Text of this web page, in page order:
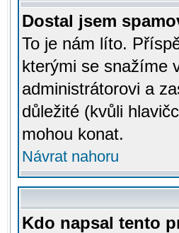
Dostal jsem
To je nám líto.
kterými se snažíme
administrátorovi a
důležité (kvůli
mohou konat.
Návrat nahoru
Kdo napsal tento